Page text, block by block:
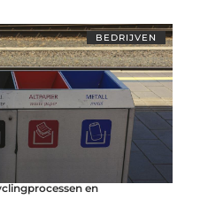
BEDRIJVEN
en